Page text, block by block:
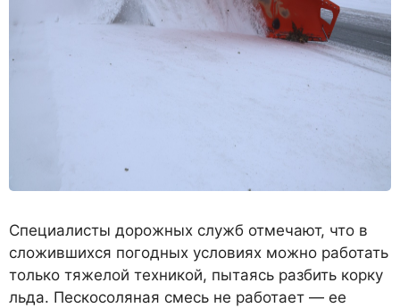
Специалисты дорожных служб отмечают, что в
сложившихся погодных условиях можно работать
только тяжелой техникой, пытаясь разбить корку
льда. Пескосоляная смесь не работает — ее